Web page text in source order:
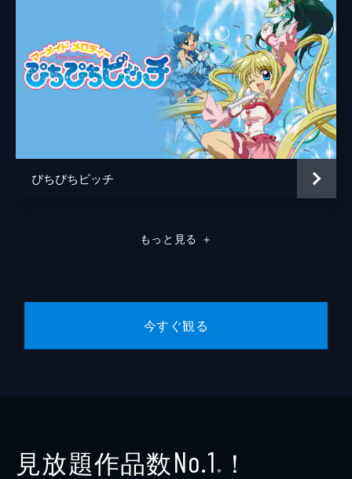
ぴちぴちピッチ
もっと見る ＋
今すぐ観る
見放題作品数No.1 ※ ！